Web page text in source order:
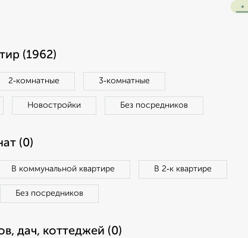
(1962)
2‑комнатные 3‑комнатные
Новостройки Без посредников
(0)
В коммунальной квартире В 2‑к квартире
Без посредников
дач, коттеджей (0)